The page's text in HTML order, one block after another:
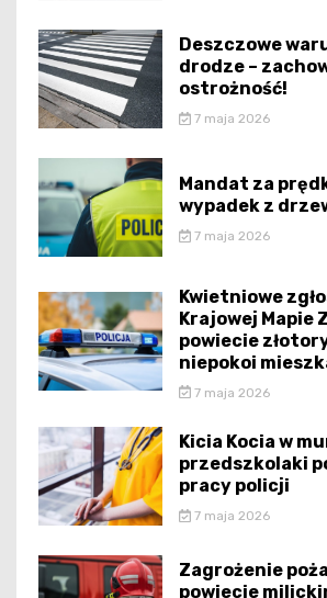
Deszczowe
drodze –
ostrożność!
7 maja 2026
Mandat za
wypadek z
7 maja 2026
Kwietniowe
Krajowej Mapie
powiecie
niepokoi
7 maja 2026
Kicia Kocia w
przedszkolaki
pracy policji
7 maja 2026
Zagrożenie
powiecie